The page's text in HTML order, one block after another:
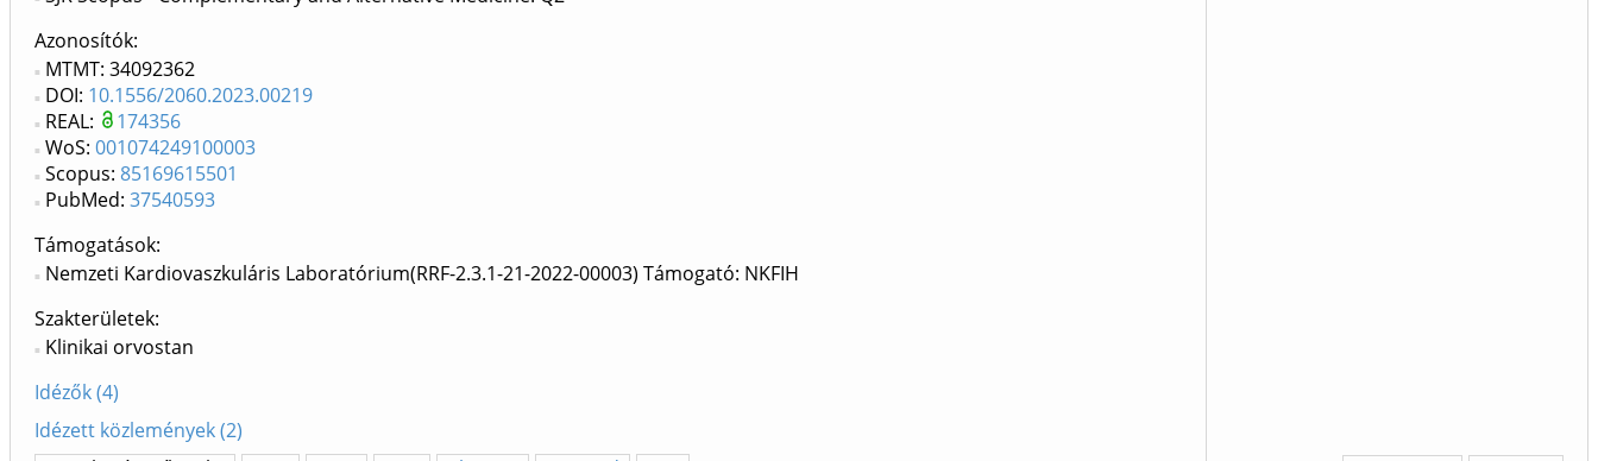
Azonosítók
MTMT: 34092362
DOI: 10.1556/2060.2023.00219
REAL:
174356
WoS: 001074249100003
Scopus: 85169615501
PubMed: 37540593
Támogatások:
Nemzeti Kardiovaszkuláris Laboratórium(RRF-2.3.1-21-2022-00003) Támogató: NKFIH
Szakterületek:
Klinikai orvostan
Idézők (4)
Idézett közlemények (2)